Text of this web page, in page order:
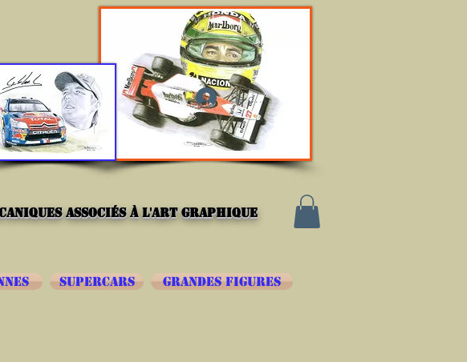
Se connecter
associés à l'art graphique
SUPERCARS GRANDES FIGURES